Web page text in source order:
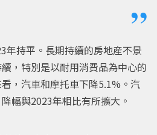
持平。長期持續的房地産不景
，特別是以耐用消費品為中心的
，汽車和摩托車下降5.1%。汽
幅與2023年相比有所擴大。